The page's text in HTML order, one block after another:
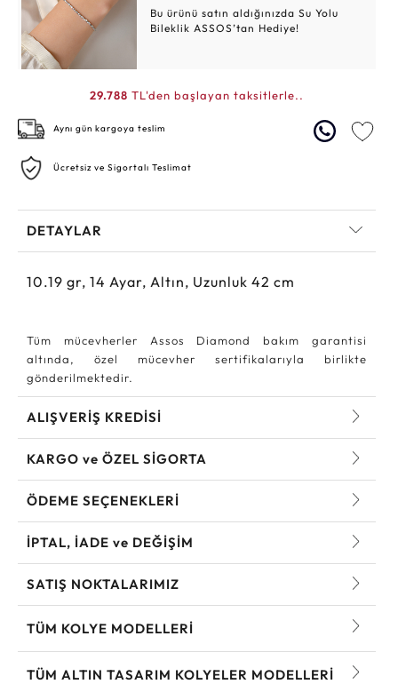
Bu ürünü satın aldığınızda Su Yolu
Bileklik ASSOS’tan Hediye!
29.788 TL'den başlayan taksitlerle..
Aynı gün kargoya teslim
Ücretsiz ve Sigortalı Teslimat
DETAYLAR
10.19 gr, 14 Ayar, Altın, Uzunluk 42 cm
Tüm mücevherler Assos Diamond bakım garantisi
altında, özel mücevher sertifikalarıyla birlikte
gönderilmektedir.
ALIŞVERİŞ KREDİSİ
KARGO ve ÖZEL SİGORTA
ÖDEME SEÇENEKLERİ
İPTAL, İADE ve DEĞİŞİM
SATIŞ NOKTALARIMIZ
TÜM KOLYE MODELLERI
TÜM ALTIN TASARIM KOLYELER MODELLERI